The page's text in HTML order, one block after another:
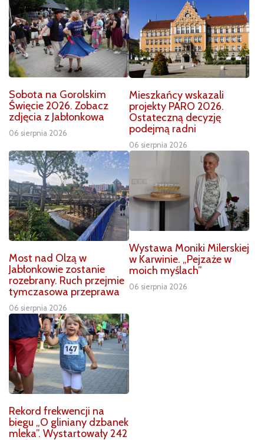
Sobota na Gorolskim
Święcie 2026. Zobacz
zdjęcia z Jabłonkowa
06 sierpnia 2026
Mieszkańcy wskazali
projekty PARO 2026.
Ostateczną decyzję
podejmą radni
06 sierpnia 2026
Most nad Olzą w
Jabłonkowie zostanie
rozebrany. Ruch przejmie
tymczasowa przeprawa
06 sierpnia 2026
Wystawa Moniki Milerskiej
w Karwinie. „Pejzaże w
moich myślach”
06 sierpnia 2026
Rekord frekwencji na
biegu „O gliniany dzbanek
mleka”. Wystartowały 242